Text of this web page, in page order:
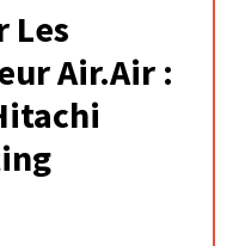
Les
Air.Air :